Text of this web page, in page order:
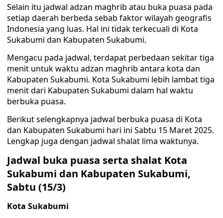
Selain itu jadwal adzan maghrib atau buka puasa pada
setiap daerah berbeda sebab faktor wilayah geografis
Indonesia yang luas. Hal ini tidak terkecuali di Kota
Sukabumi dan Kabupaten Sukabumi.
Mengacu pada jadwal, terdapat perbedaan sekitar tiga
menit untuk waktu adzan maghrib antara kota dan
Kabupaten Sukabumi. Kota Sukabumi lebih lambat tiga
menit dari Kabupaten Sukabumi dalam hal waktu
berbuka puasa.
Berikut selengkapnya jadwal berbuka puasa di Kota
dan Kabupaten Sukabumi hari ini Sabtu 15 Maret 2025.
Lengkap juga dengan jadwal shalat lima waktunya.
Jadwal buka puasa serta shalat Kota
Sukabumi dan Kabupaten Sukabumi,
Sabtu (15/3)
Kota Sukabumi